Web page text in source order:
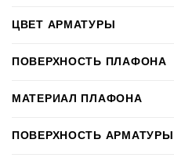
ЦВЕТ АРМАТУРЫ
ПОВЕРХНОСТЬ ПЛАФОНА
МАТЕРИАЛ ПЛАФОНА
ПОВЕРХНОСТЬ АРМАТУРЫ